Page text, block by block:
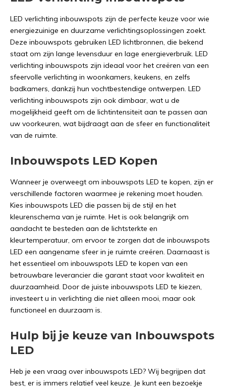
LED verlichting inbouwspots zijn de perfecte keuze voor wie
energiezuinige en duurzame verlichtingsoplossingen zoekt.
Deze inbouwspots gebruiken LED lichtbronnen, die bekend
staat om zijn lange levensduur en lage energieverbruik. LED
verlichting inbouwspots zijn ideaal voor het creëren van een
sfeervolle verlichting in woonkamers, keukens, en zelfs
badkamers, dankzij hun vochtbestendige ontwerpen. LED
verlichting inbouwspots zijn ook dimbaar, wat u de
mogelijkheid geeft om de lichtintensiteit aan te passen aan
uw voorkeuren, wat bijdraagt aan de sfeer en functionaliteit
van de ruimte.
Inbouwspots LED Kopen
Wanneer je overweegt om inbouwspots LED te kopen, zijn er
verschillende factoren waarmee je rekening moet houden.
Kies inbouwspots LED die passen bij de stijl en het
kleurenschema van je ruimte. Het is ook belangrijk om
aandacht te besteden aan de lichtsterkte en
kleurtemperatuur, om ervoor te zorgen dat de inbouwspots
LED een aangename sfeer in je ruimte creëren. Daarnaast is
het essentieel om inbouwspots LED te kopen van een
betrouwbare leverancier die garant staat voor kwaliteit en
duurzaamheid. Door de juiste inbouwspots LED te kiezen,
investeert u in verlichting die niet alleen mooi, maar ook
functioneel en duurzaam is.
Hulp bij je keuze van Inbouwspots
LED
Heb je een vraag over inbouwspots LED? Wij begrijpen dat
best, er is immers relatief veel keuze. Je kunt een bezoekje